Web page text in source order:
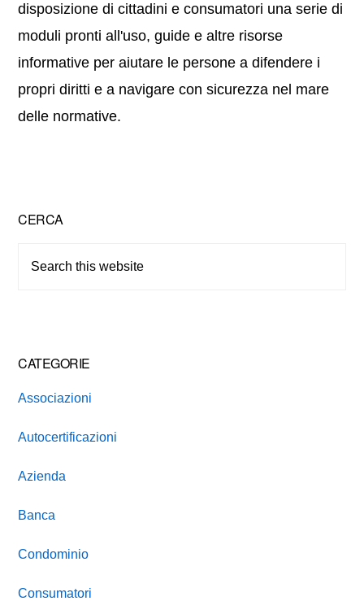
disposizione di cittadini e consumatori una serie di
moduli pronti all'uso, guide e altre risorse
informative per aiutare le persone a difendere i
propri diritti e a navigare con sicurezza nel mare
delle normative.
Primary
Sidebar
CERCA
CATEGORIE
Associazioni
Autocertificazioni
Azienda
Banca
Condominio
Consumatori